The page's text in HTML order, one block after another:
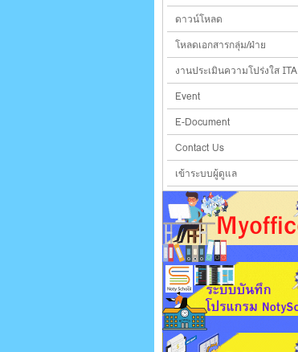
ดาวน์โหลด
โหลดเอกสารกลุ่ม/ฝ่าย
งานประเมินความโปร่งใส ITA
Event
E-Document
Contact Us
เข้าระบบผู้ดูแล